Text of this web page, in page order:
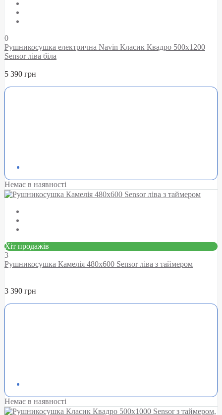
0
Рушникосушка електрична Navin Класик Квадро 500х1200
Sensor ліва біла
5 390 грн
Немає в наявності
Хіт продажів
3
Рушникосушка Камелія 480х600 Sensor ліва з таймером
3 390 грн
Немає в наявності